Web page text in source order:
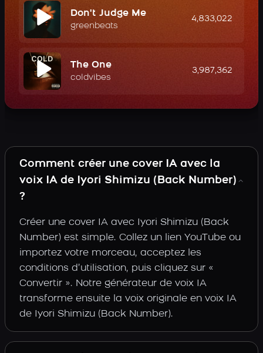
Don't Judge Me
greenbeats
4,833,022
The One
coldvibes
3,987,362
Comment créer une cover IA avec la
voix IA de Iyori Shimizu (Back Number)
?
Créer une cover IA avec Iyori Shimizu (Back
Number) est simple. Collez un lien YouTube ou
importez votre morceau, acceptez les
conditions d’utilisation, puis cliquez sur «
Convertir ». Notre générateur de voix IA
transforme ensuite la voix originale en voix IA
de Iyori Shimizu (Back Number).